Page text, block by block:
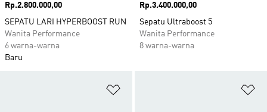
Harga
Rp.2.800.000,00
SEPATU LARI HYPERBOOST RUN
Wanita Performance
6 warna-warna
Baru
Harga
Rp.3.400.000,00
Sepatu Ultraboost 5
Wanita Performance
8 warna-warna